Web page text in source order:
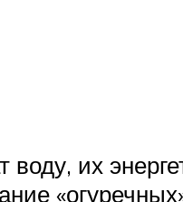
их